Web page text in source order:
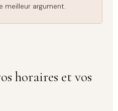
meilleur argument.
horaires et vos